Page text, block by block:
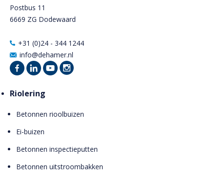
Postbus 11
6669 ZG Dodewaard
+31 (0)24 - 344 1244
info@dehamer.nl
Riolering
Betonnen rioolbuizen
Ei-buizen
Betonnen inspectieputten
Betonnen uitstroombakken